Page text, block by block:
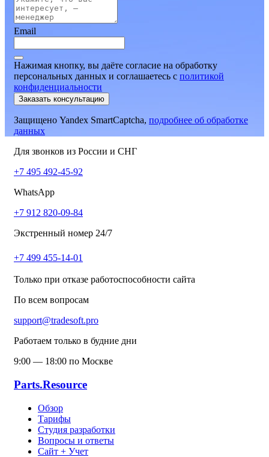
Email
Нажимая кнопку, вы даёте согласие на обработку
персональных данных и соглашаетесь c политикой
конфиденциальности
Заказать консультацию
Защищено Yandex SmartCaptcha, подробнее об обработке
данных
Для звонков из России и СНГ
+7 495 492-45-92
WhatsApp
+7 912 820-09-84
Экстренный номер 24/7
+7 499 455-14-01
Только при отказе работоспособности сайта
По всем вопросам
support@tradesoft.pro
Работаем только в будние дни
9:00 — 18:00 по Москве
Parts.Resource
Обзор
Тарифы
Студия разработки
Вопросы и ответы
Сайт + Учет